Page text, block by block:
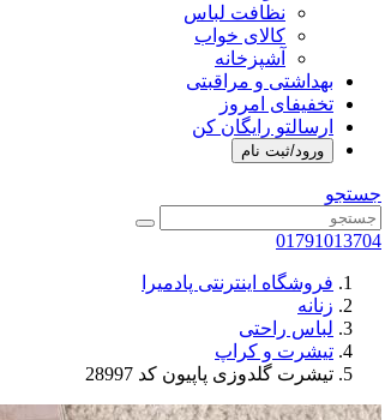
نظافت لباس
کالای خواب
آشپزخانه
بهداشتی و مراقبتی
تخفیفای امروز
ارسالتو رایگان کن
ورود/ثبت نام
جستجو
01791013704
فروشگاه اینترنتی پادمیرا
زنانه
لباس راحتی
تیشرت و کراپ
تیشرت گلدوزی پاپیون کد 28997